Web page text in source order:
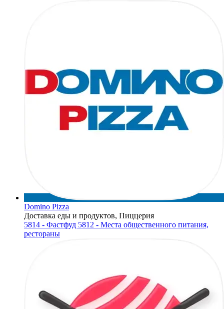
Domino Pizza
Доставка еды и продуктов, Пиццерия
5814 - Фастфуд 5812 - Места общественного питания,
рестораны